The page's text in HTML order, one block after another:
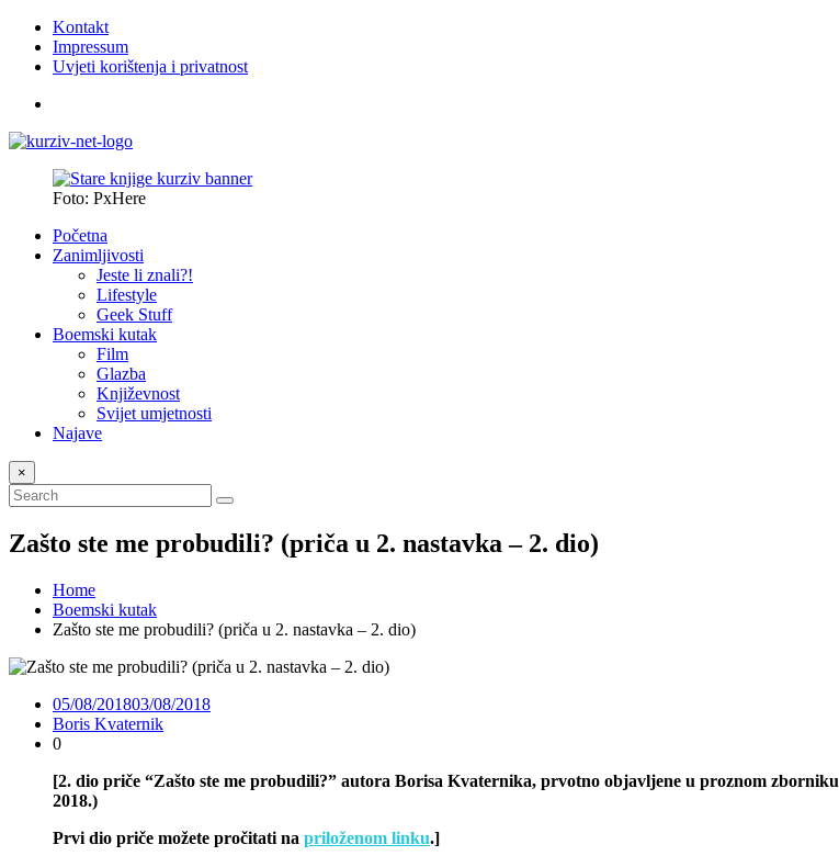
Kontakt
Impressum
Uvjeti korištenja i privatnost
Foto: PxHere
Početna
Zanimljivosti
Jeste li znali?!
Lifestyle
Geek Stuff
Boemski kutak
Film
Glazba
Književnost
Svijet umjetnosti
Najave
×
Zašto ste me probudili? (priča u 2. nastavka – 2. dio)
Home
Boemski kutak
Zašto ste me probudili? (priča u 2. nastavka – 2. dio)
05/08/201803/08/2018
Boris Kvaternik
0
[2. dio priče “Zašto ste me probudili?” autora Borisa Kvaternika, prvotno objavljene u proznom zborniku
2018.)
Prvi dio priče možete pročitati na priloženom linku.]